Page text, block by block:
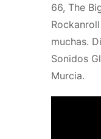
66, The
muchas.
Sonidos
Murcia.